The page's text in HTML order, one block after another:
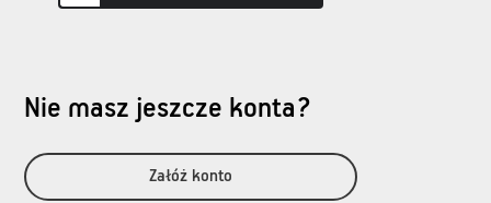
Nie masz jeszcze konta?
Załóż konto